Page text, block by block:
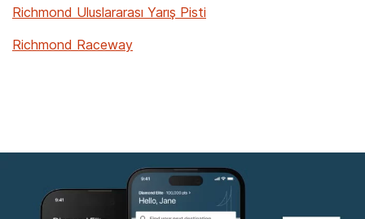
Richmond Uluslararası Yarış Pisti
Richmond Raceway